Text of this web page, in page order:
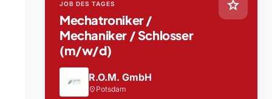
star
JOB DES TAGES
Mechatroniker /
Mechaniker / Schlosser
(m/w/d)
R.O.M. GmbH
location_on Potsdam